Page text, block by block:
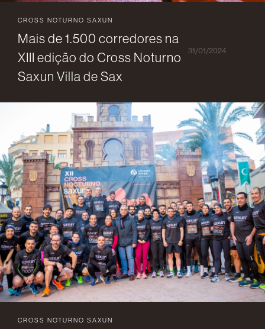
CROSS NOTURNO SAXUN
Mais de 1.500 corredores na
XIII edição do Cross Noturno
Saxun Villa de Sax
31/01/2024
CROSS NOTURNO SAXUN